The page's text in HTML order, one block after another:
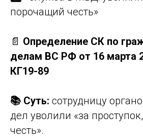
порочащий честь»
📄 Определение СК по
делам ВС РФ от 16 марта
КГ19-89
📚 Суть: сотрудницу
дел уволили «за
честь».